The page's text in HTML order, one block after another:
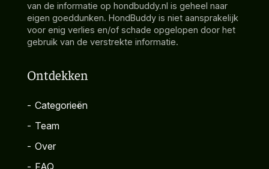
van de informatie op hondbuddy.nl is geheel naar
eigen goeddunken. HondBuddy is niet aansprakelijk
voor enig verlies en/of schade opgelopen door het
gebruik van de verstrekte informatie.
Ontdekken
- Categorieën
- Team
- Over